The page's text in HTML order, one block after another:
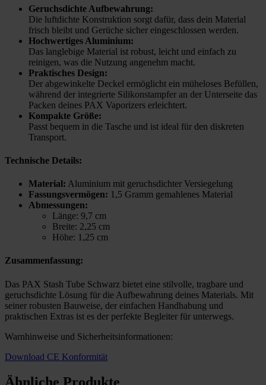
Geruchsdichte Aufbewahrung:
Die luftdichte Konstruktion sorgt dafür, dass dein Material
frisch bleibt und Gerüche sicher eingeschlossen werden.
Hochwertiges Aluminium:
Das langlebige Material ist robust, leicht und einfach zu
reinigen, was die Nutzung angenehm macht.
Praktisches Design:
Der abgewinkelte Deckel ermöglicht ein müheloses Befüllen,
während der integrierte Silikonstampfer an der Unterseite das
Packen deines PAX Vaporizers erleichtert.
Kompakte Größe:
Passt bequem in die Tasche und ist ideal für den diskreten
Transport.
Technische Details:
Material: Aluminium mit geruchsdichter Versiegelung
Fassungsvermögen: 1,5 Gramm gemahlenes Material
Abmessungen:
Länge: 9,7 cm
Breite: 2,25 cm
Höhe: 1,25 cm
Zusammenfassung:
Das PAX Stash Tube Schwarz bietet eine stilvolle, tragbare und
geruchsdichte Lösung für die Aufbewahrung deines Materials. Mit
seiner robusten Bauweise, der einfachen Handhabung und
praktischen Extras ist es der perfekte Begleiter für unterwegs.
Warnhinweise und Sicherheitsinformationen:
Download CE Konformität
Ähnliche Produkte